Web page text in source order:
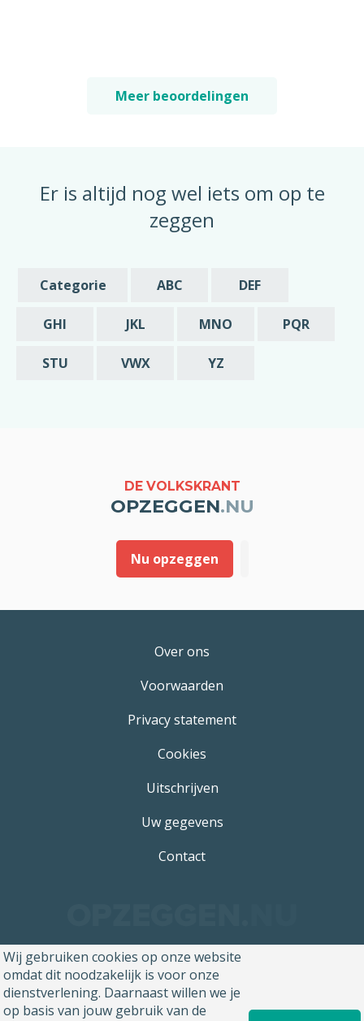
Meer beoordelingen
Er is altijd nog wel iets om op te
zeggen
Categorie ABC DEF
GHI JKL MNO PQR
STU VWX YZ
DE VOLKSKRANT
OPZEGGEN.NU
Nu opzeggen
Over ons
Voorwaarden
Privacy statement
Cookies
Uitschrijven
Uw gegevens
Contact
Wij gebruiken cookies op onze website
omdat dit noodzakelijk is voor onze
dienstverlening. Daarnaast willen we je
op basis van jouw gebruik van de